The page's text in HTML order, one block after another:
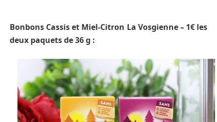
Bonbons Cassis et Miel-Citron La Vosgienne – 1€ les
deux paquets de 36 g :